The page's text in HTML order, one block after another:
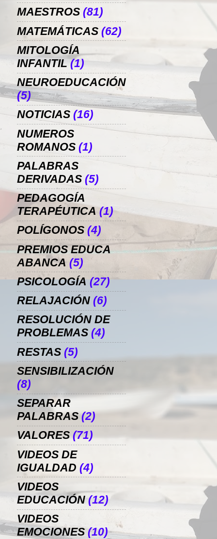
MAESTROS (81)
MATEMÁTICAS (62)
MITOLOGÍA
INFANTIL (1)
NEUROEDUCACIÓN
(5)
NOTICIAS (16)
NUMEROS
ROMANOS (1)
PALABRAS
DERIVADAS (5)
PEDAGOGÍA
TERAPÉUTICA (1)
POLÍGONOS (4)
PREMIOS EDUCA
ABANCA (5)
PSICOLOGÍA (27)
RELAJACIÓN (6)
RESOLUCIÓN DE
PROBLEMAS (4)
RESTAS (5)
SENSIBILIZACIÓN
(8)
SEPARAR
PALABRAS (2)
VALORES (71)
VIDEOS DE
IGUALDAD (4)
VIDEOS
EDUCACIÓN (12)
VIDEOS
EMOCIONES (10)